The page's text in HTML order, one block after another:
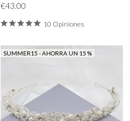
€43.00
10 Opiniones
SUMMER15 - AHORRA UN 15 %